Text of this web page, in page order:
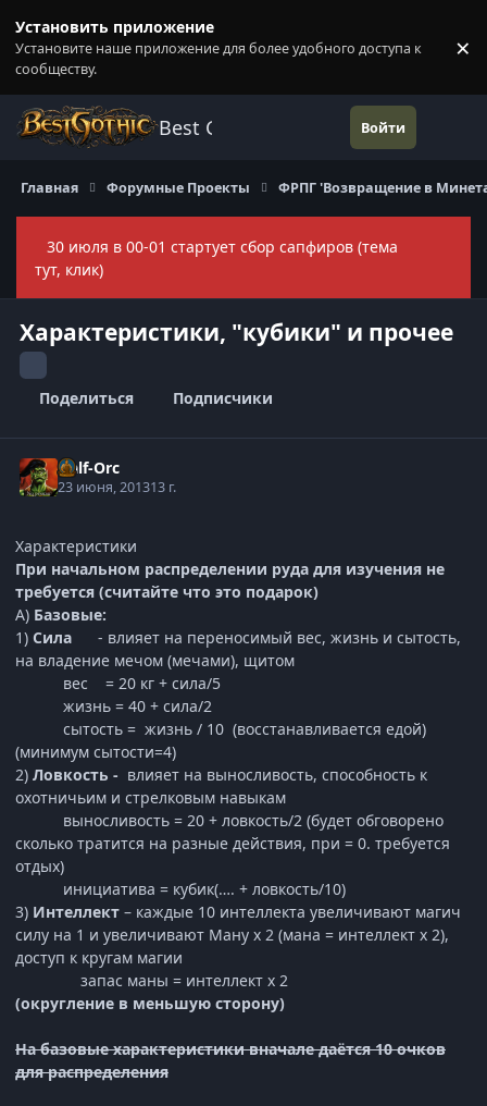
Установить приложение
Установите наше приложение для более удобного доступа к
сообществу.
×
Best Gothic Forums Войти
Главная Форумные Проекты ФРПГ 'Возвращение в
30 июля в 00-01 стартует сбор сапфиров (тема
тут, клик)
Характеристики, "кубики" и прочее
Поделиться Подписчики
Half-Orc
23 июня, 201313 г.
Характеристики
При начальном распределении руда для изучения не
требуется (считайте что это подарок)
А) Базовые:
1) Сила - влияет на переносимый вес, жизнь и сытость,
на владение мечом (мечами), щитом
вес = 20 кг + сила/5
жизнь = 40 + сила/2
сытость = жизнь / 10 (восстанавливается едой)
(минимум сытости=4)
2) Ловкость - влияет на выносливость, способность к
охотничьим и стрелковым навыкам
выносливость = 20 + ловкость/2 (будет обговорено
сколько тратится на разные действия, при = 0. требуется
отдых)
инициатива = кубик(…. + ловкость/10)
3) Интеллект – каждые 10 интеллекта увеличивают магич
силу на 1 и увеличивают Ману х 2 (мана = интеллект х 2),
доступ к кругам магии
запас маны = интеллект х 2
(округление в меньшую сторону)
На базовые характеристики вначале даётся 10 очков
для распределения